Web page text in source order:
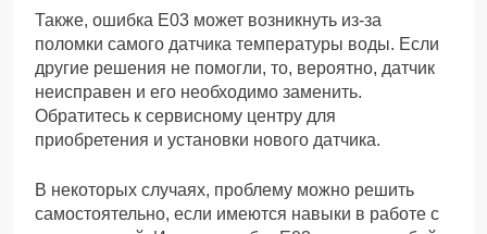
Также, ошибка Е03 может возникнуть из-за
поломки самого датчика температуры воды. Если
другие решения не помогли, то, вероятно, датчик
неисправен и его необходимо заменить.
Обратитесь к сервисному центру для
приобретения и установки нового датчика.
В некоторых случаях, проблему можно решить
самостоятельно, если имеются навыки в работе с